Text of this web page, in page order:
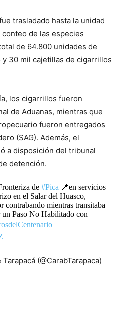
trasladado hasta la unidad
de las especies
de 64.800 unidades de
30 mil cajetillas de cigarrillos
los cigarrillos fueron
de Aduanas, mientras que
fueron entregados
(SAG). Además, el
a disposición del tribunal
detención.
de #Pica 📍en servicios
en el Salar del Huasco,
contrabando mientras transitaba
Paso No Habilitado con
(@CarabTarapaca)